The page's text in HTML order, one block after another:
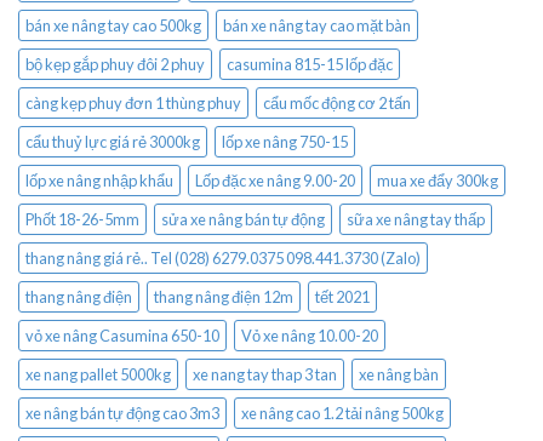
bán xe nâng tay cao 500kg
bán xe nâng tay cao mặt bàn
bộ kẹp gắp phuy đôi 2 phuy
casumina 815-15 lốp đặc
càng kẹp phuy đơn 1 thùng phuy
cẩu mốc động cơ 2 tấn
cẩu thuỷ lực giá rẻ 3000kg
lốp xe nâng 750-15
lốp xe nâng nhập khẩu
Lốp đặc xe nâng 9.00-20
mua xe đẩy 300kg
Phốt 18-26-5mm
sửa xe nâng bán tự động
sữa xe nâng tay thấp
thang nâng giá rẻ.. Tel (028) 6279.0375 098.441.3730 (Zalo)
thang nâng điện
thang nâng điện 12m
tết 2021
vỏ xe nâng Casumina 650-10
Vỏ xe nâng 10.00-20
xe nang pallet 5000kg
xe nang tay thap 3 tan
xe nâng bàn
xe nâng bán tự động cao 3m3
xe nâng cao 1.2 tải nâng 500kg